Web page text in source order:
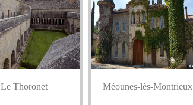
Le Thoronet Méounes-lès-Montrieux